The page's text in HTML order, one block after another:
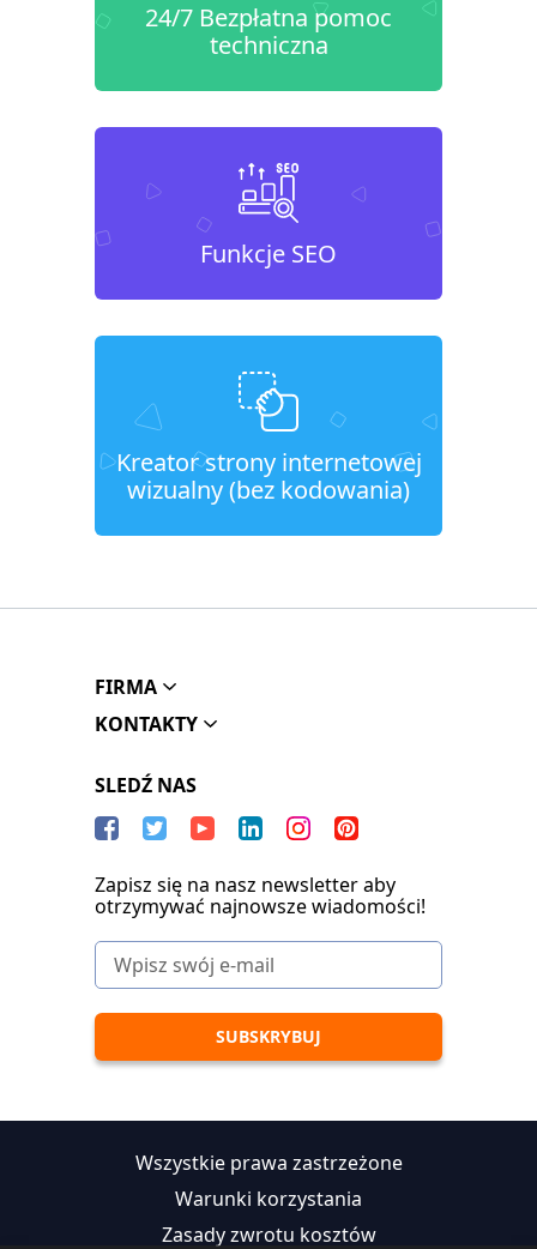
24/7 Bezpłatna pomoc
techniczna
Funkcje SEO
Kreator strony internetowej
wizualny (bez kodowania)
FIRMA
KONTAKTY
SLEDŹ NAS
Zapisz się na nasz newsletter aby
otrzymywać najnowsze wiadomości!
Wszystkie prawa zastrzeżone
Warunki korzystania
Zasady zwrotu kosztów